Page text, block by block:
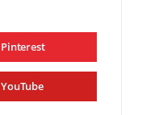
Pinterest
YouTube